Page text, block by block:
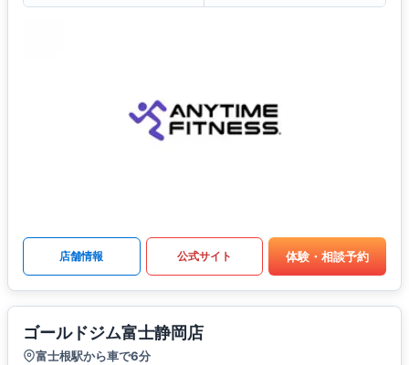
店舗情報 公式サイト 体験・相談予約
ゴールドジム富士静岡店
富士根駅から車で6分